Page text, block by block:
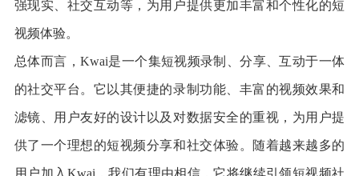
强现实、社交互动等，为用户提供更加丰富和个性化的短
视频体验。
总体而言，Kwai是一个集短视频录制、分享、互动于一体
的社交平台。它以其便捷的录制功能、丰富的视频效果和
滤镜、用户友好的设计以及对数据安全的重视，为用户提
供了一个理想的短视频分享和社交体验。随着越来越多的
用户加入Kwai，我们有理由相信，它将继续引领短视频社